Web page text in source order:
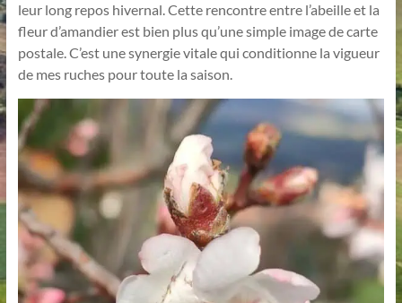
leur long repos hivernal. Cette rencontre entre l’abeille et la
fleur d’amandier est bien plus qu’une simple image de carte
postale. C’est une synergie vitale qui conditionne la vigueur
de mes ruches pour toute la saison.